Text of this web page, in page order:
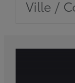
Ville /